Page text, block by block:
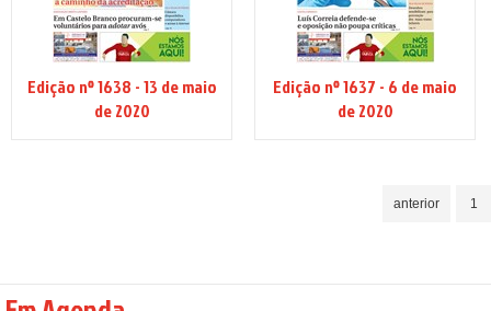
Edição nº 1638 - 13 de maio
de 2020
Edição nº 1637 - 6 de maio
de 2020
anterior 1